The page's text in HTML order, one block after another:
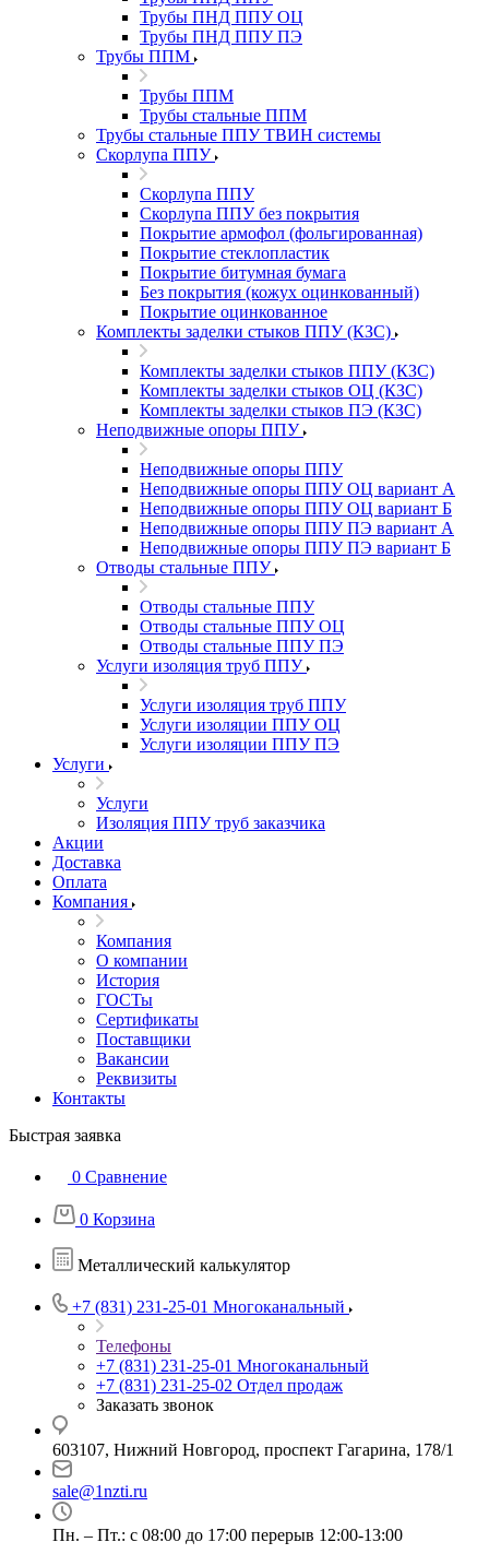
Трубы ПНД ППУ ОЦ
Трубы ПНД ППУ ПЭ
Трубы ППМ
Трубы ППМ
Трубы стальные ППМ
Трубы стальные ППУ ТВИН системы
Скорлупа ППУ
Скорлупа ППУ
Скорлупа ППУ без покрытия
Покрытие армофол (фольгированная)
Покрытие стеклопластик
Покрытие битумная бумага
Без покрытия (кожух оцинкованный)
Покрытие оцинкованное
Комплекты заделки стыков ППУ (КЗС)
Комплекты заделки стыков ППУ (КЗС)
Комплекты заделки стыков ОЦ (КЗС)
Комплекты заделки стыков ПЭ (КЗС)
Неподвижные опоры ППУ
Неподвижные опоры ППУ
Неподвижные опоры ППУ ОЦ вариант А
Неподвижные опоры ППУ ОЦ вариант Б
Неподвижные опоры ППУ ПЭ вариант А
Неподвижные опоры ППУ ПЭ вариант Б
Отводы стальные ППУ
Отводы стальные ППУ
Отводы стальные ППУ ОЦ
Отводы стальные ППУ ПЭ
Услуги изоляция труб ППУ
Услуги изоляция труб ППУ
Услуги изоляции ППУ ОЦ
Услуги изоляции ППУ ПЭ
Услуги
Услуги
Изоляция ППУ труб заказчика
Акции
Доставка
Оплата
Компания
Компания
О компании
История
ГОСТы
Сертификаты
Поставщики
Вакансии
Реквизиты
Контакты
Быстрая заявка
0 Сравнение
0 Корзина
Металлический калькулятор
+7 (831) 231-25-01 Многоканальный
Телефоны
+7 (831) 231-25-01 Многоканальный
+7 (831) 231-25-02 Отдел продаж
Заказать звонок
603107, Нижний Новгород, проспект Гагарина, 178/1
sale@1nzti.ru
Пн. – Пт.: с 08:00 до 17:00 перерыв 12:00-13:00